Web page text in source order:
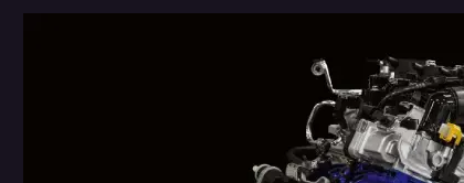
Sinta o seu coração pulsar mais forte quando os seus
olhos encontrarem cada detalhe do novo design do
Fiat Pulse. Em um equilíbrio perfeito entre robustez e
Sinta a
Com o teto
Impetus